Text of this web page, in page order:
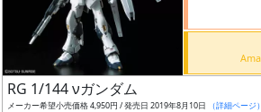
ル
RG 1/144 νガンダム
メーカー希望小売価格 4,950円 / 発売日 2019年8月10日 （詳細ページ）